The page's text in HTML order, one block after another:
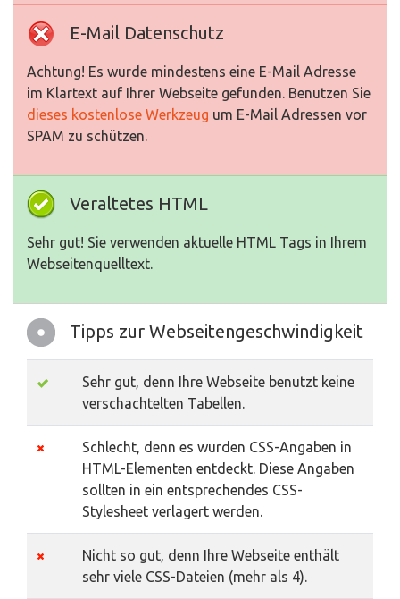
E-Mail Datenschutz
Achtung! Es wurde mindestens eine E-Mail Adresse
im Klartext auf Ihrer Webseite gefunden. Benutzen Sie
dieses kostenlose Werkzeug um E-Mail Adressen vor
SPAM zu schützen.
Veraltetes HTML
Sehr gut! Sie verwenden aktuelle HTML Tags in Ihrem
Webseitenquelltext.
Tipps zur Webseitengeschwindigkeit
Sehr gut, denn Ihre Webseite benutzt keine
verschachtelten Tabellen.
Schlecht, denn es wurden CSS-Angaben in
HTML-Elementen entdeckt. Diese Angaben
sollten in ein entsprechendes CSS-
Stylesheet verlagert werden.
Nicht so gut, denn Ihre Webseite enthält
sehr viele CSS-Dateien (mehr als 4).